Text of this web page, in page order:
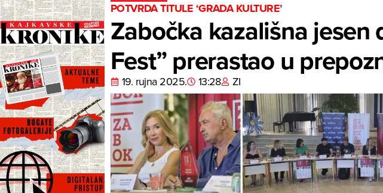
POTVRDA TITULE ‘GRADA KULTURE’
Zabočka kazališna jesen
Fest” prerastao u
19. rujna 2025. 13:28 ZI